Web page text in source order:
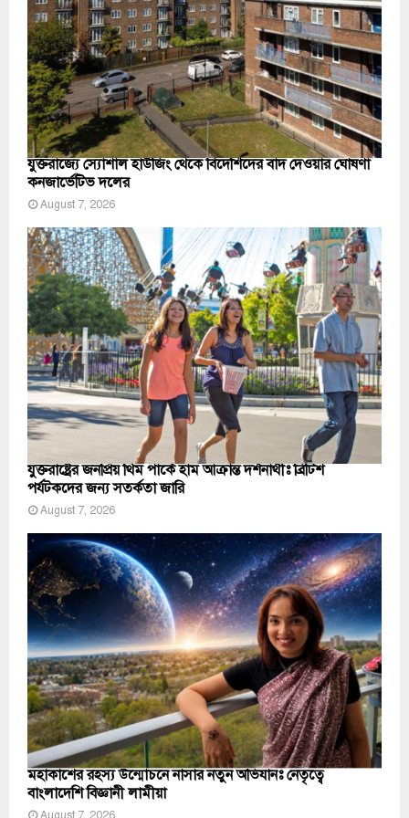
যুক্তরাজ্যে স্যোশাল হাউজিং থেকে বিদেশিদের বাদ দেওয়ার ঘোষণা
কনজার্ভেটিভ দলের
August 7, 2026
যুক্তরাষ্ট্রের জনপ্রিয় থিম পার্কে হাম আক্রান্ত দর্শনার্থীঃ ব্রিটিশ
পর্যটকদের জন্য সতর্কতা জারি
August 7, 2026
মহাকাশের রহস্য উন্মোচনে নাসার নতুন অভিযানঃ নেতৃত্বে
বাংলাদেশি বিজ্ঞানী লামীয়া